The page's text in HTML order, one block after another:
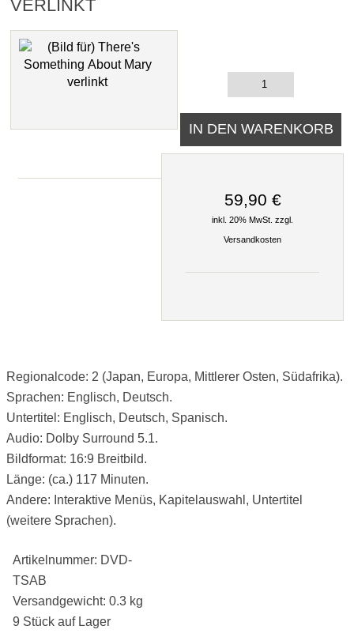
VERLINKT
59,90 €
inkl. 20% MwSt. zzgl.
Versandkosten
Regionalcode: 2 (Japan, Europa, Mittlerer Osten, Südafrika).
Sprachen: Englisch, Deutsch.
Untertitel: Englisch, Deutsch, Spanisch.
Audio: Dolby Surround 5.1.
Bildformat: 16:9 Breitbild.
Länge: (ca.) 117 Minuten.
Andere: Interaktive Menüs, Kapitelauswahl, Untertitel
(weitere Sprachen).
Artikelnummer: DVD-
TSAB
Versandgewicht: 0.3 kg
9 Stück auf Lager